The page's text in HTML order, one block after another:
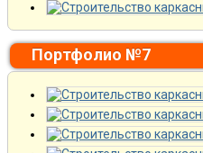
Портфолио №7